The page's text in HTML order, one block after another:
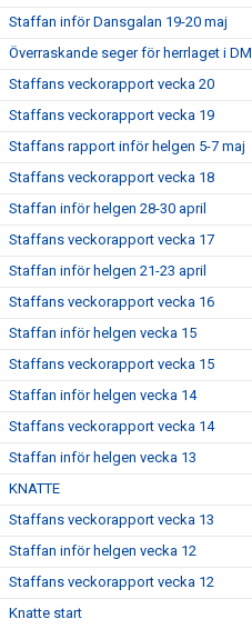
Staffan inför Dansgalan 19-20 maj
Överraskande seger för herrlaget i DM
Staffans veckorapport vecka 20
Staffans veckorapport vecka 19
Staffans rapport inför helgen 5-7 maj
Staffans veckorapport vecka 18
Staffan inför helgen 28-30 april
Staffans veckorapport vecka 17
Staffan inför helgen 21-23 april
Staffans veckorapport vecka 16
Staffan inför helgen vecka 15
Staffans veckorapport vecka 15
Staffan inför helgen vecka 14
Staffans veckorapport vecka 14
Staffan inför helgen vecka 13
KNATTE
Staffans veckorapport vecka 13
Staffan inför helgen vecka 12
Staffans veckorapport vecka 12
Knatte start